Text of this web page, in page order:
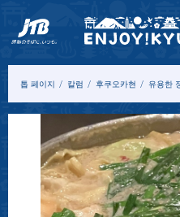
톱 페이지 칼럼 후쿠오카현 유용한
홈 페
이지
최신
정보
투어&
체험